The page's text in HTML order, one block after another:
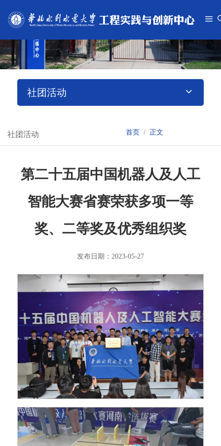
社团活动
社团活动 首页 正文
第二十五届中国机器人及人工
智能大赛省赛荣获多项一等
奖、二等奖及优秀组织奖
发布日期：2023-05-27